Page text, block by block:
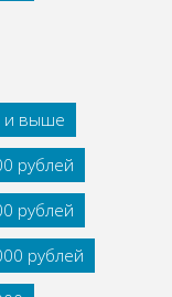
и выше
рублей
рублей
рублей